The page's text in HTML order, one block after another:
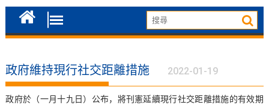
政府維持現行社交距離措施 2022-01-19
政府於（一月十九日）公布，將刊憲延續現行社交距離措施的有效期